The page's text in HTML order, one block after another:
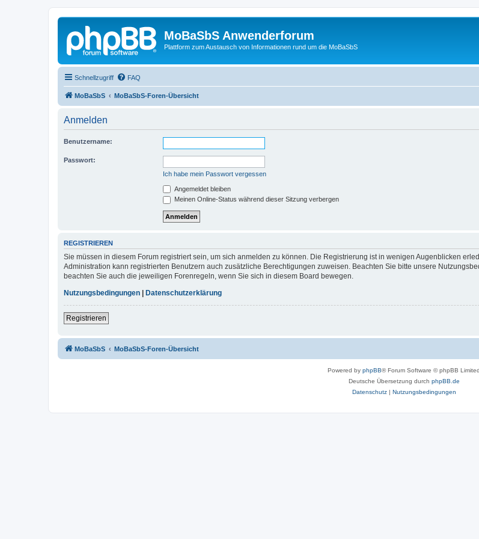
MoBaSbS Anwenderforum
Plattform zum Austausch von Informationen rund um die MoBaSbS
Schnellzugriff FAQ
MoBaSbS MoBaSbS-Foren-Übersicht
Anmelden
Benutzername:
Passwort:
Ich habe mein Passwort vergessen
Angemeldet bleiben
Meinen Online-Status während dieser Sitzung verbergen
REGISTRIEREN
Sie müssen in diesem Forum registriert sein, um sich anmelden zu können. Die Registrierung ist in wenigen Augenblicken
Administration kann registrierten Benutzern auch zusätzliche Berechtigungen zuweisen. Beachten Sie bitte unsere
beachten Sie auch die jeweiligen Forenregeln, wenn Sie sich in diesem Board bewegen.
Nutzungsbedingungen
Datenschutzerklärung
Registrieren
MoBaSbS MoBaSbS-Foren-Übersicht
Powered by phpBB® Forum Software © phpBB Limited
Deutsche Übersetzung durch phpBB.de
Datenschutz| Nutzungsbedingungen